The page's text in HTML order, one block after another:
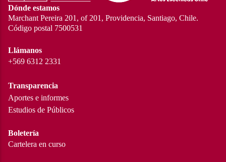
Dónde estamos
Marchant Pereira 201, of 201, Providencia, Santiago, Chile.
Código postal 7500531
Llámanos
+569 6312 2331
Transparencia
Aportes e informes
Estudios de Públicos
Boletería
Cartelera en curso